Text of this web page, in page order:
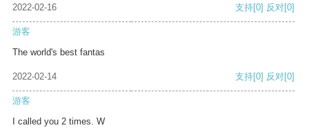
2022-02-16 支持[0] 反对[0]
游客
The world's best fantas
2022-02-14 支持[0] 反对[0]
游客
I called you 2 times. W